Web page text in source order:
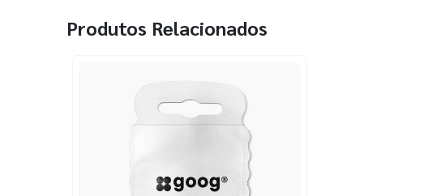
Produtos Relacionados